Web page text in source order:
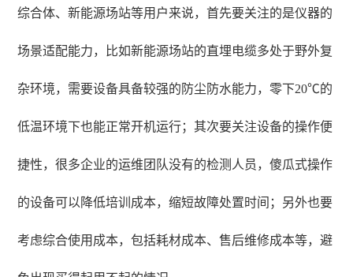
综合体、新能源场站等用户来说，首先要关注的是仪器的
场景适配能力，比如新能源场站的直埋电缆多处于野外复
杂环境，需要设备具备较强的防尘防水能力，零下20℃的
低温环境下也能正常开机运行；其次要关注设备的操作便
捷性，很多企业的运维团队没有的检测人员，傻瓜式操作
的设备可以降低培训成本，缩短故障处置时间；另外也要
考虑综合使用成本，包括耗材成本、售后维修成本等，避